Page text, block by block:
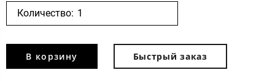
Количество:
В корзину Быстрый заказ